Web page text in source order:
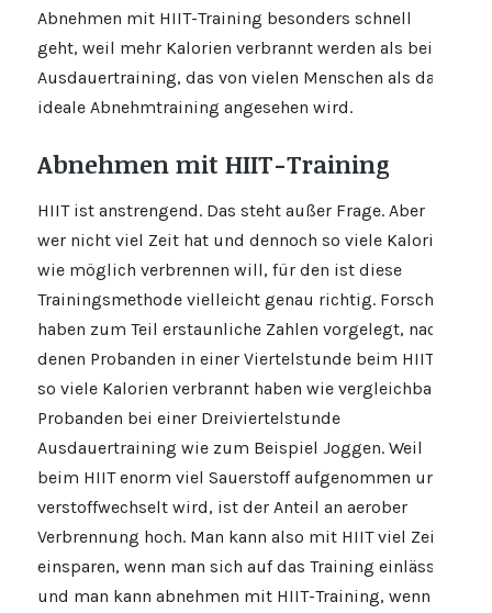
Abnehmen mit HIIT-Training besonders schnell
geht, weil mehr Kalorien verbrannt werden als beim
Ausdauertraining, das von vielen Menschen als das
ideale Abnehmtraining angesehen wird.
Abnehmen mit HIIT-Training
HIIT ist anstrengend. Das steht außer Frage. Aber
wer nicht viel Zeit hat und dennoch so viele Kalorien
wie möglich verbrennen will, für den ist diese
Trainingsmethode vielleicht genau richtig. Forscher
haben zum Teil erstaunliche Zahlen vorgelegt, nach
denen Probanden in einer Viertelstunde beim HIIT
so viele Kalorien verbrannt haben wie vergleichbare
Probanden bei einer Dreiviertelstunde
Ausdauertraining wie zum Beispiel Joggen. Weil
beim HIIT enorm viel Sauerstoff aufgenommen und
verstoffwechselt wird, ist der Anteil an aerober
Verbrennung hoch. Man kann also mit HIIT viel Zeit
einsparen, wenn man sich auf das Training einlässt
und man kann abnehmen mit HIIT-Training, wenn